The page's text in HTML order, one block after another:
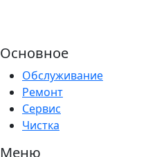
Основное
Обслуживание
Ремонт
Сервис
Чистка
Меню